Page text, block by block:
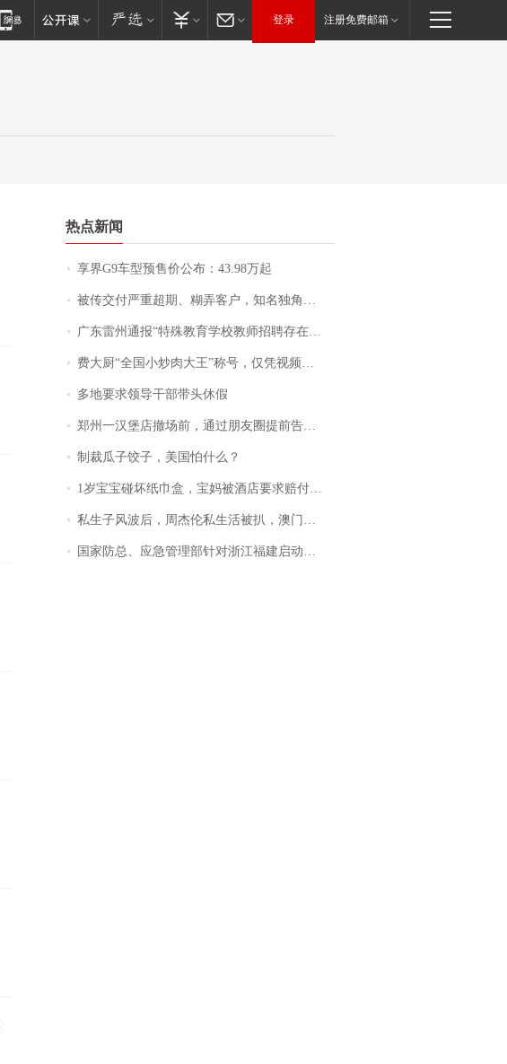
登录 注册免费邮箱
热点新闻
享界G9车型预售价公布：43.98万起
被传交付严重超期、糊弄客户，知名独角兽车企创始人回应：都没证据，将依法采取措施，“本人长期与美国交管局保持沟通，对方表示肯定”
广东雷州通报“特殊教育学校教师招聘存在违规行为”：已启动问责程序 副校长被停职
费大厨“全国小炒肉大王”称号，仅凭视频评出？中国烹饪协会回应
多地要求领导干部带头休假
郑州一汉堡店撤场前，通过朋友圈提前告知逐一退费，有顾客仅剩1元也全被退回，分文不少；顾客：言而有信，让人感动
制裁瓜子饺子，美国怕什么？
1岁宝宝碰坏纸巾盒，宝妈被酒店要求赔付924元！三亚一酒店回复：骨瓷定制！网友一查价格，吵翻了
私生子风波后，周杰伦私生活被扒，澳门输10亿传闻早已经水落石出
国家防总、应急管理部针对浙江福建启动防汛防台风四级应急响应